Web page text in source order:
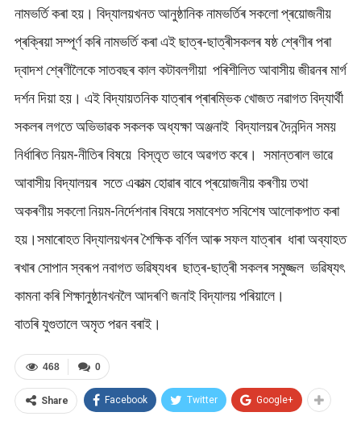
নামভৰ্তি কৰা হয়। বিদ্যালয়খনত আনুষ্ঠানিক নামভৰ্তিৰ সকলো প্ৰয়োজনীয়
প্ৰক্ৰিয়া সম্পূৰ্ণ কৰি নামভৰ্তি কৰা এই ছাত্ৰ-ছাত্ৰীসকলৰ ষষ্ঠ শ্ৰেণীৰ পৰা
দ্বাদশ শ্ৰেণীলৈকে সাতবছৰ কাল কটাবলগীয়া পৰিশীলিত আবাসীয় জীৱনৰ মাৰ্গ
দৰ্শন দিয়া হয়। এই বিদ্যায়তনিক যাত্ৰাৰ প্ৰাৰম্ভিক খোজত নৱাগত বিদ্যাৰ্থী
সকলৰ লগতে অভিভাৱক সকলক অধ্যক্ষা অঞ্জনাই বিদ্যালয়ৰ দৈনন্দিন সময়
নিৰ্ধাৰিত নিয়ম-নীতিৰ বিষয়ে বিস্তৃত ভাবে অৱগত কৰে। সমান্তৰাল ভাৱে
আবাসীয় বিদ্যালয়ৰ সতে একাত্ম হোৱাৰ বাবে প্ৰয়োজনীয় কৰণীয় তথা
অকৰণীয় সকলো নিয়ম-নিৰ্দেশনাৰ বিষয়ে সমাবেশত সবিশেষ আলোকপাত কৰা
হয়।সমাৰোহত বিদ্যালয়খনৰ শৈক্ষিক বৰ্ণিল আৰু সফল যাত্ৰাৰ ধাৰা অব্যাহত
ৰখাৰ সোপান স্বৰূপ নবাগত ভৱিষ্যধৰ ছাত্ৰ-ছাত্ৰী সকলৰ সমুজ্জল ভৱিষ্যৎ
কামনা কৰি শিক্ষানুষ্ঠানখনলৈ আদৰণি জনাই বিদ্যালয় পৰিয়ালে।
বাতৰি যুগুতালে অমৃত পৱন বৰাই।
0
468
Share Facebook Twitter Google+